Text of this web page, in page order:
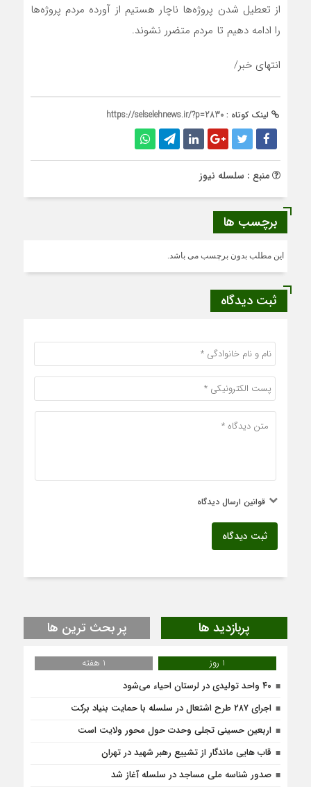
از تعطیل شدن پروژه‌ها ناچار هستیم از آورده مردم پروژه‌ها
را ادامه دهیم تا مردم متضرر نشوند.
انتهای خبر/
لینک کوتاه : https://selselehnews.ir/?p=2830
منبع : سلسله نیوز
برچسب ها
این مطلب بدون برچسب می باشد.
ثبت دیدگاه
قوانین ارسال دیدگاه
ثبت دیدگاه
پربازدید ها پر بحث ترین ها
1 روز
1 هفته
۴۰ واحد تولیدی در لرستان احیاء می‌شود
اجرای ۲۸۷ طرح اشتعال در سلسله با حمایت بنیاد برکت
اربعین حسینی تجلی وحدت حول محور ولایت است
قاب هایی ماندگار از تشییع رهبر شهید در تهران
صدور شناسه ملی مساجد در سلسله آغاز شد